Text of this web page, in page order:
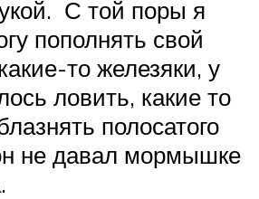
С той поры я
пополнять свой
то железяки, у
ловить, какие то
полосатого
не давал мормышке